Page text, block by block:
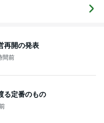
再開の発表
間前
る定番のもの